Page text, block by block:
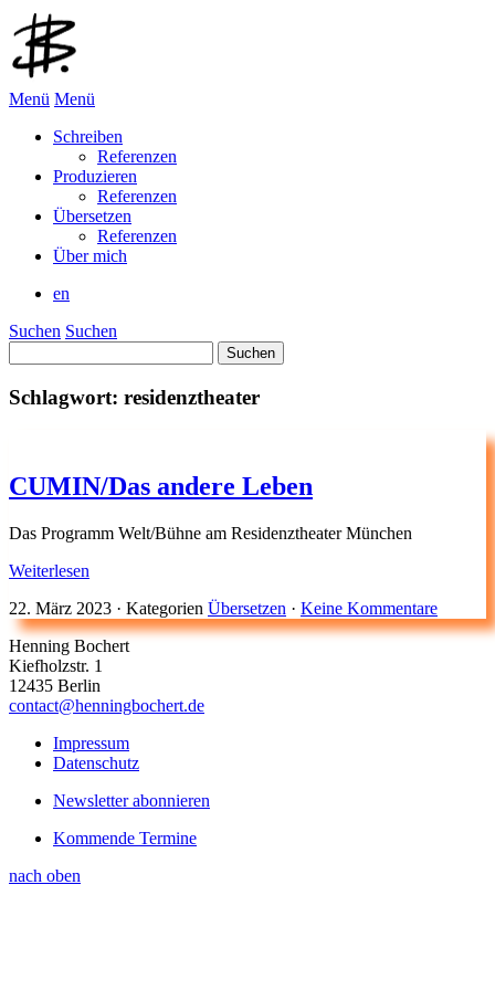
Menü Menü
Schreiben
Referenzen
Produzieren
Referenzen
Übersetzen
Referenzen
Über mich
en
Suchen Suchen
nach:
Schlagwort: residenztheater
CUMIN/Das andere Leben
Das Programm Welt/Bühne am Residenztheater München
Weiterlesen
22. März 2023 · Kategorien Übersetzen · Keine Kommentare
Henning Bochert
Kiefholzstr. 1
12435 Berlin
contact@henningbochert.de
Impressum
Datenschutz
Newsletter abonnieren
Kommende Termine
nach oben